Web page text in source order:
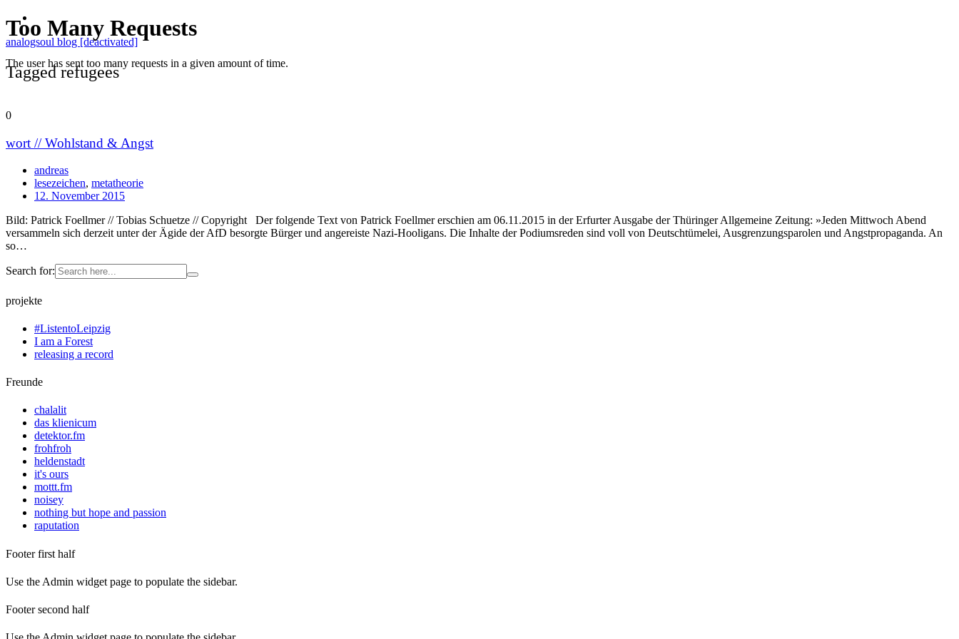
analogsoul blog [deactivated]
Tagged refugees
0
wort // Wohlstand & Angst
andreas
lesezeichen, metatheorie
12. November 2015
Bild: Patrick Foellmer // Tobias Schuetze // Copyright Der folgende Text von Patrick Foellmer erschien am 06.11.2015 in der Erfurter Ausgabe der Thüringer Allgemeine Zeitung: »Jeden Mittwoch Abend
versammeln sich derzeit unter der Ägide der AfD besorgte Bürger und angereiste Nazi-Hooligans. Die Inhalte der Podiumsreden sind voll von Deutschtümelei, Ausgrenzungsparolen und Angstpropaganda. An
so…
Search for:
projekte
#ListentoLeipzig
I am a Forest
releasing a record
Freunde
chalalit
das klienicum
detektor.fm
frohfroh
heldenstadt
it's ours
mottt.fm
noisey
nothing but hope and passion
raputation
Footer first half
Use the Admin widget page to populate the sidebar.
Footer second half